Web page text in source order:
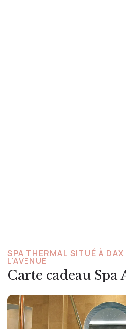
SPA THERMAL SITUÉ À
L'AVENUE
Carte cadeau Spa